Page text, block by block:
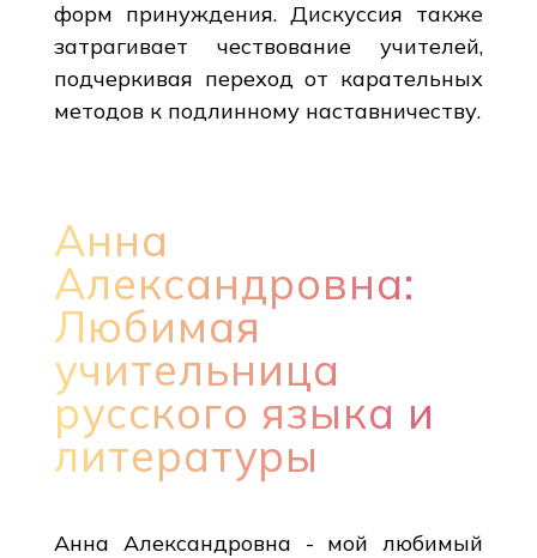
форм принуждения. Дискуссия также
затрагивает чествование учителей,
подчеркивая переход от карательных
методов к подлинному наставничеству.
Анна
Александровна:
Любимая
учительница
русского языка и
литературы
Анна Александровна - мой любимый